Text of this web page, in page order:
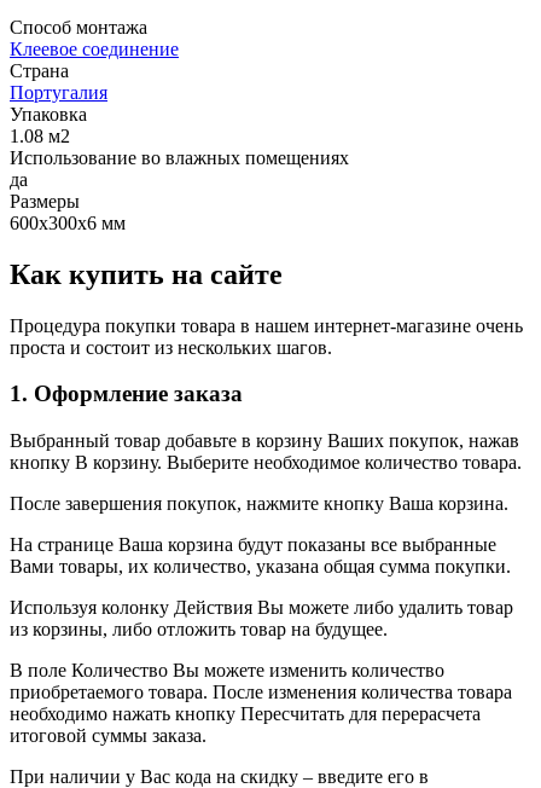
Способ монтажа
Клеевое соединение
Страна
Португалия
Упаковка
1.08 м2
Использование во влажных помещениях
да
Размеры
600х300х6 мм
Как купить на сайте
Процедура покупки товара в нашем интернет-магазине очень
проста и состоит из нескольких шагов.
1. Оформление заказа
Выбранный товар добавьте в корзину Ваших покупок, нажав
кнопку В корзину. Выберите необходимое количество товара.
После завершения покупок, нажмите кнопку Ваша корзина.
На странице Ваша корзина будут показаны все выбранные
Вами товары, их количество, указана общая сумма покупки.
Используя колонку Действия Вы можете либо удалить товар
из корзины, либо отложить товар на будущее.
В поле Количество Вы можете изменить количество
приобретаемого товара. После изменения количества товара
необходимо нажать кнопку Пересчитать для перерасчета
итоговой суммы заказа.
При наличии у Вас кода на скидку – введите его в